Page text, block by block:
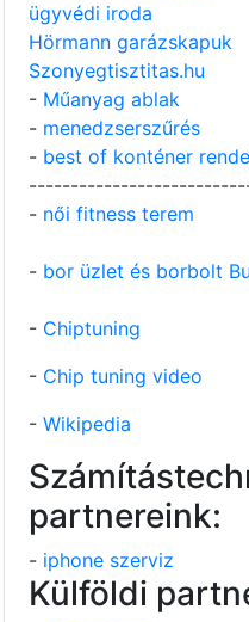
ügyvédi iroda
Hörmann garázskapuk
Szonyegtisztitas.hu
- Műanyag ablak
- menedzserszűrés
- best of konténer
- női fitness terem
- bor üzlet és borbolt
- Chiptuning
- Chip tuning video
- Wikipedia
partnereink:
- iphone szerviz
Külföldi